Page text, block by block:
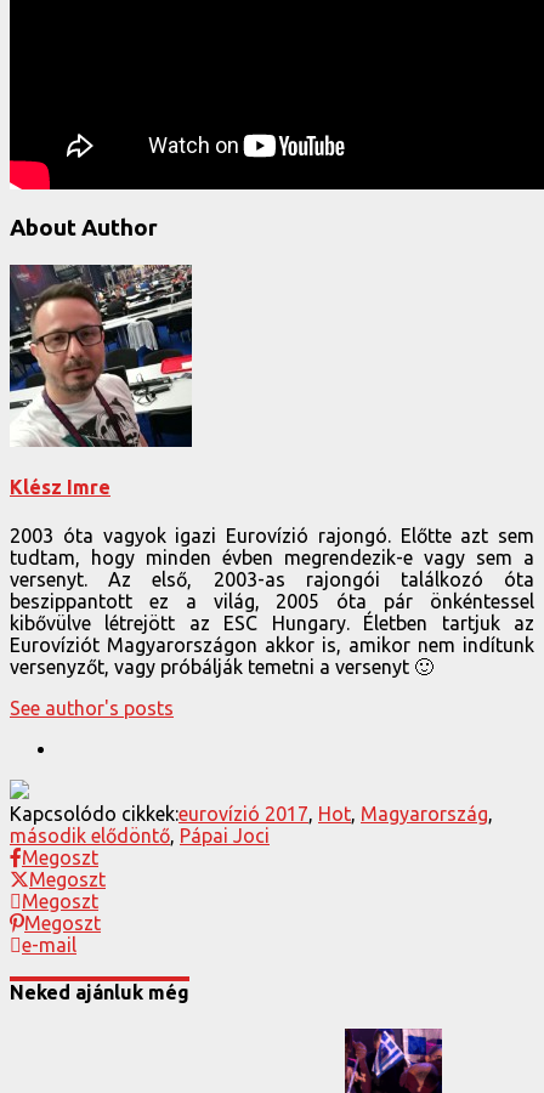
About Author
Klész Imre
2003 óta vagyok igazi Eurovízió rajongó. Előtte azt sem
tudtam, hogy minden évben megrendezik-e vagy sem a
versenyt. Az első, 2003-as rajongói találkozó óta
beszippantott ez a világ, 2005 óta pár önkéntessel
kibővülve létrejött az ESC Hungary. Életben tartjuk az
Eurovíziót Magyarországon akkor is, amikor nem indítunk
versenyzőt, vagy próbálják temetni a versenyt 🙂
See author's posts
Kapcsolódo cikkek:eurovízió 2017 Hot Magyarország
második elődöntő Pápai Joci
Megoszt
Megoszt
Megoszt
Megoszt
e-mail
Neked ajánluk még